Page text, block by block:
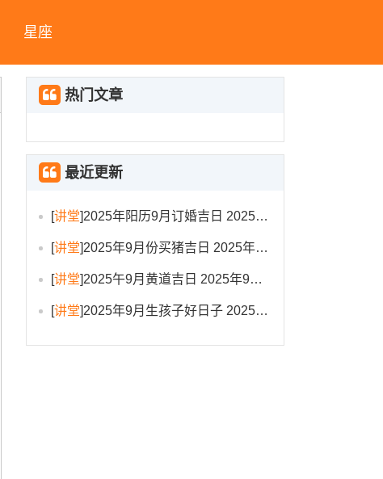
星座
热门文章
最近更新
[讲堂]2025年阳历9月订婚吉日 2025年9月订婚吉日有哪几天
[讲堂]2025年9月份买猪吉日 2025年9月买猪进圈吉日
[讲堂]2025午9月黄道吉日 2025年9月黄道吉日一览表大全
[讲堂]2025年9月生孩子好日子 2025年9月哪天生孩子比较好